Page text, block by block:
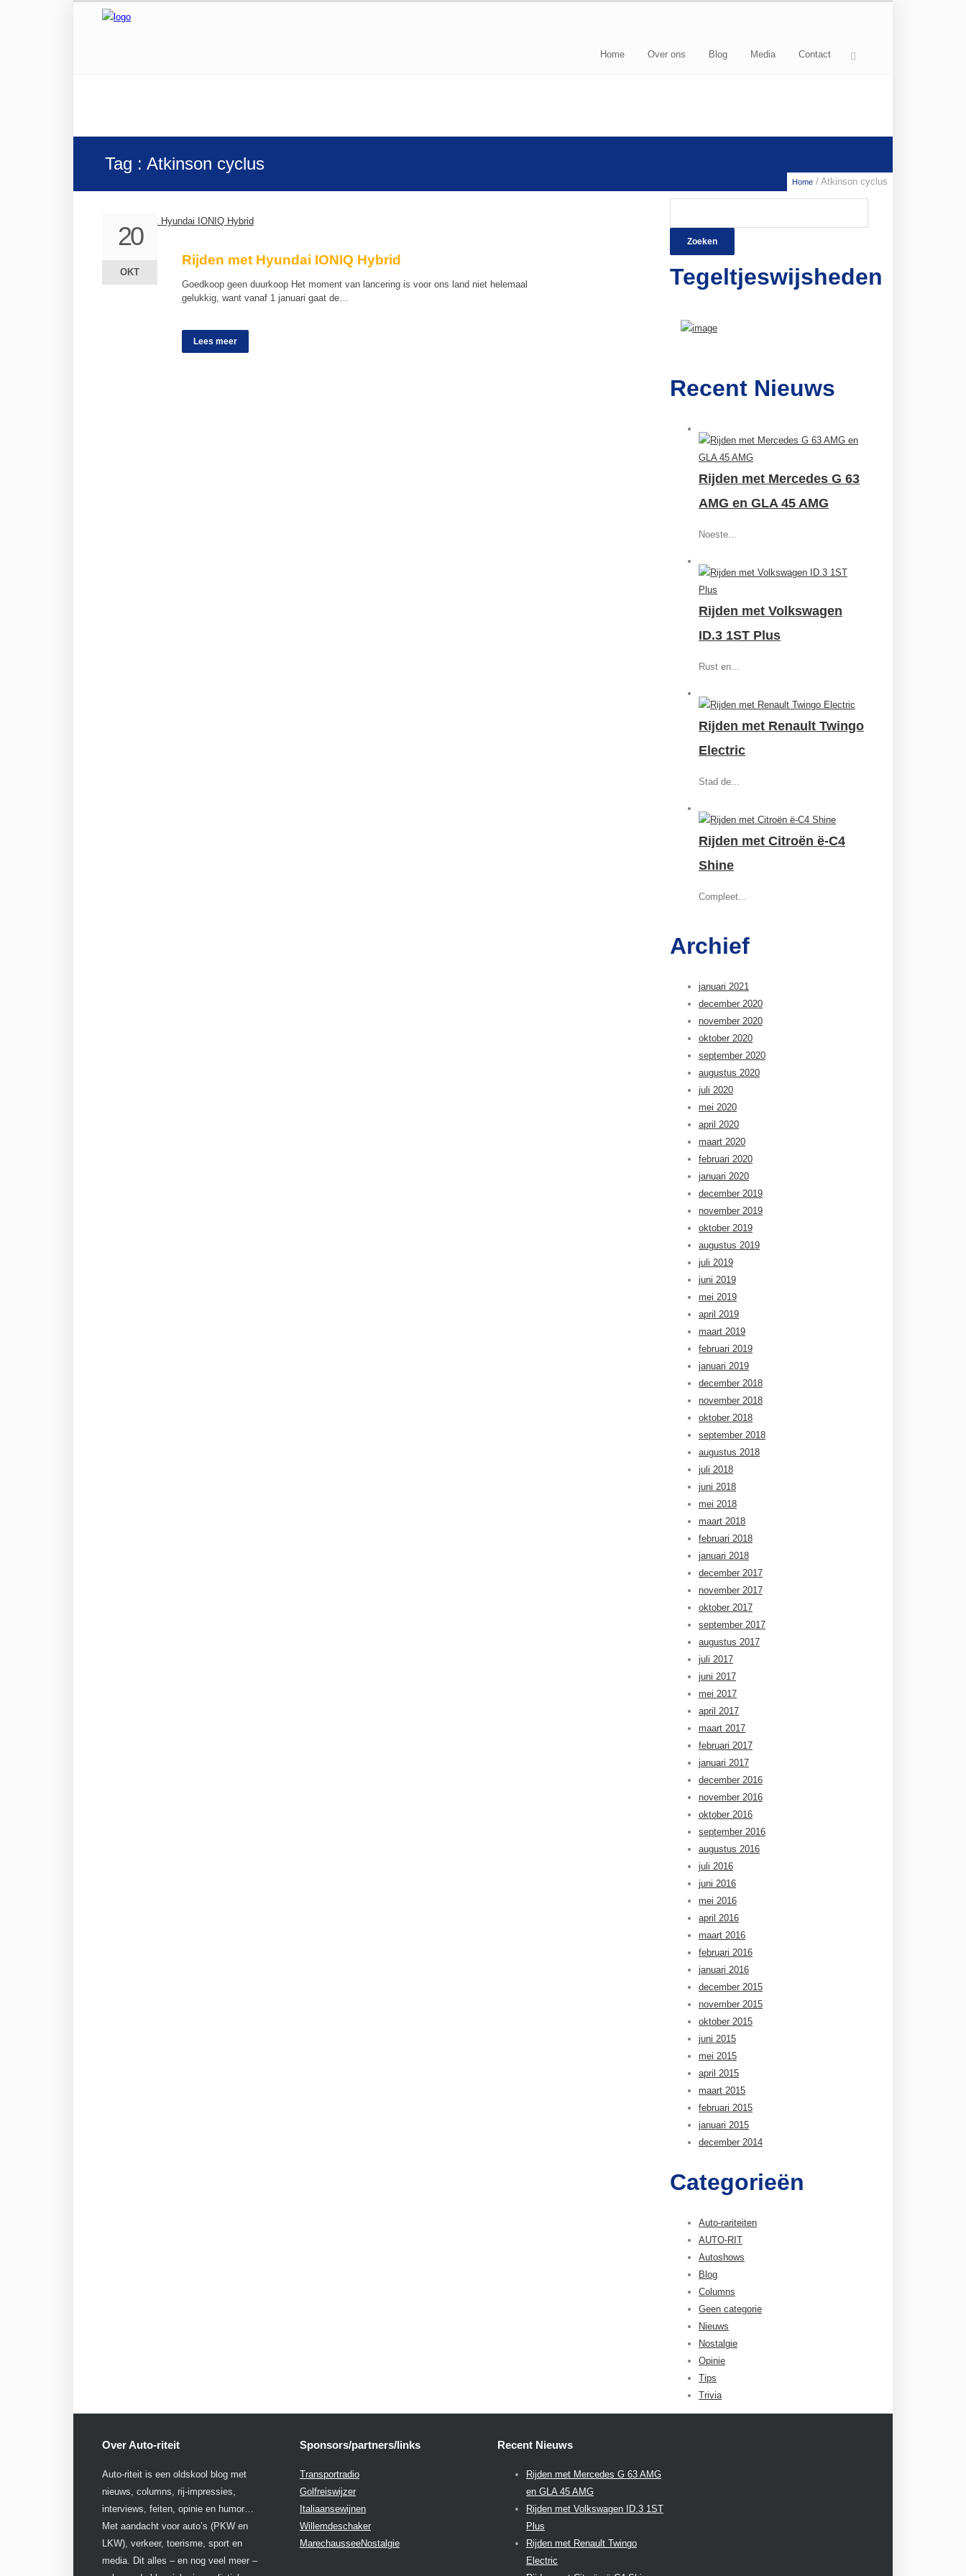
Home Over ons Blog Media Contact
Home / Atkinson cyclus
Tag : Atkinson cyclus
Rijden met Hyundai IONIQ Hybrid
Goedkoop geen duurkoop Het moment van lancering is voor ons land niet helemaal
gelukkig, want vanaf 1 januari gaat de…
Lees meer
20
OKT
20
OKT Tegeltjeswijsheden
Recent Nieuws
Rijden met Mercedes G 63
AMG en GLA 45 AMG
Noeste...
Rijden met Volkswagen
ID.3 1ST Plus
Rust en...
Rijden met Renault Twingo
Electric
Stad de...
Rijden met Citroën ë-C4
Shine
Compleet...
Archief
januari 2021
december 2020
november 2020
oktober 2020
september 2020
augustus 2020
juli 2020
mei 2020
april 2020
maart 2020
februari 2020
januari 2020
december 2019
november 2019
oktober 2019
augustus 2019
juli 2019
juni 2019
mei 2019
april 2019
maart 2019
februari 2019
januari 2019
december 2018
november 2018
oktober 2018
september 2018
augustus 2018
juli 2018
juni 2018
mei 2018
maart 2018
februari 2018
januari 2018
december 2017
november 2017
oktober 2017
september 2017
augustus 2017
juli 2017
juni 2017
mei 2017
april 2017
maart 2017
februari 2017
januari 2017
december 2016
november 2016
oktober 2016
september 2016
augustus 2016
juli 2016
juni 2016
mei 2016
april 2016
maart 2016
februari 2016
januari 2016
december 2015
november 2015
oktober 2015
juni 2015
mei 2015
april 2015
maart 2015
februari 2015
januari 2015
december 2014
Categorieën
Auto-rariteiten
AUTO-RIT
Autoshows
Blog
Columns
Geen categorie
Nieuws
Nostalgie
Opinie
Tips
Trivia
Over Auto-riteit
Auto-riteit is een oldskool blog met
nieuws, columns, rij-impressies,
interviews, feiten, opinie en humor…
Met aandacht voor auto’s (PKW en
LKW), verkeer, toerisme, sport en
media. Dit alles – en nog veel meer –
Sponsors/partners/links
Transportradio
Golfreiswijzer
Italiaansewijnen
Willemdeschaker
MarechausseeNostalgie
Recent Nieuws
Rijden met Mercedes G 63 AMG
en GLA 45 AMG
Rijden met Volkswagen ID.3 1ST
Plus
Rijden met Renault Twingo
Electric